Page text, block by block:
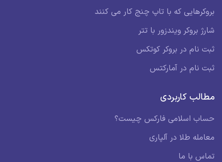
بروکرهایی که با تاپ چنج کار می کنند
شارژ بروکر ویندزور با تتر
ثبت نام در بروکر کوتکس
ثبت نام در آمارکتس
مطالب کاربردی
حساب اسلامی فارکس چیست؟
معامله طلا در آلپاری
تماس با ما